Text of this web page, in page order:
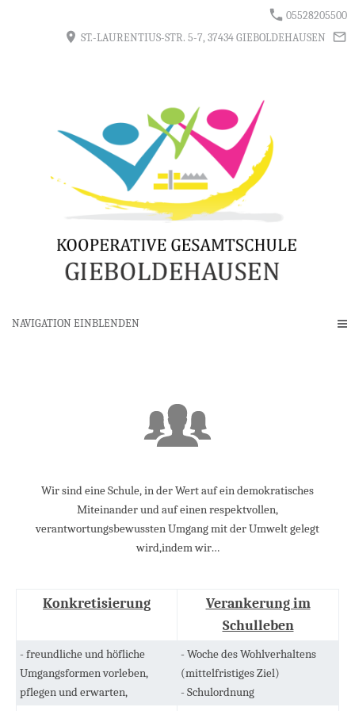
05528205500
ST.-LAURENTIUS-STR. 5-7, 37434 GIEBOLDEHAUSEN
NAVIGATION EINBLENDEN
Wir sind eine Schule, in der Wert auf ein demokratisches
Miteinander und auf einen respektvollen,
verantwortungsbewussten Umgang mit der Umwelt gelegt
wird,indem wir…
Konkretisierung
Verankerung im
Schulleben
- freundliche und höfliche
Umgangsformen vorleben,
pflegen und erwarten,
- Woche des Wohlverhaltens
(mittelfristiges Ziel)
- Schulordnung